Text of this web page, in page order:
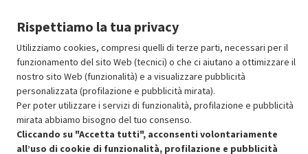
26.54
Aggiungi al carrello
SCONTO RICONDIZIONATI
Approfitta dello sconto del 50% sul prodotto ricondizionato.
Rispettiamo la tua privacy
Utilizziamo cookies, compresi quelli di terze parti, necessari per il
funzionamento del sito Web (tecnici) o che ci aiutano a ottimizzare il
nostro sito Web (funzionalità) e a visualizzare pubblicità
personalizzata (profilazione e pubblicità mirata).
Per poter utilizzare i servizi di funzionalità, profilazione e pubblicità
mirata abbiamo bisogno del tuo consenso.
Cliccando su "Accetta tutti", acconsenti volontariamente
all’uso di cookie di funzionalità, profilazione e pubblicità